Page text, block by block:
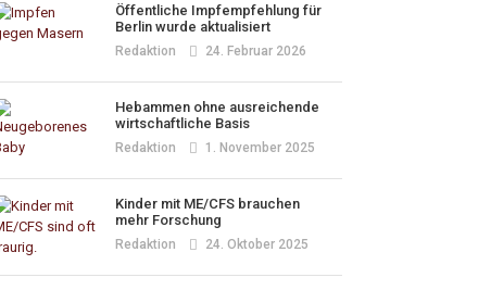
Öffentliche Impfempfehlung für
Berlin wurde aktualisiert
Redaktion 24. Februar 2026
Hebammen ohne ausreichende
wirtschaftliche Basis
Redaktion 1. November 2025
Kinder mit ME/CFS brauchen
mehr Forschung
Redaktion 24. Oktober 2025